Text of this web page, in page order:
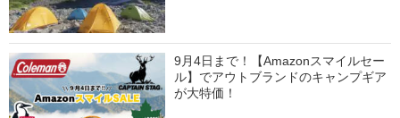
9月4日まで！【Amazonスマイルセー
ル】でアウトブランドのキャンプギア
が大特価！